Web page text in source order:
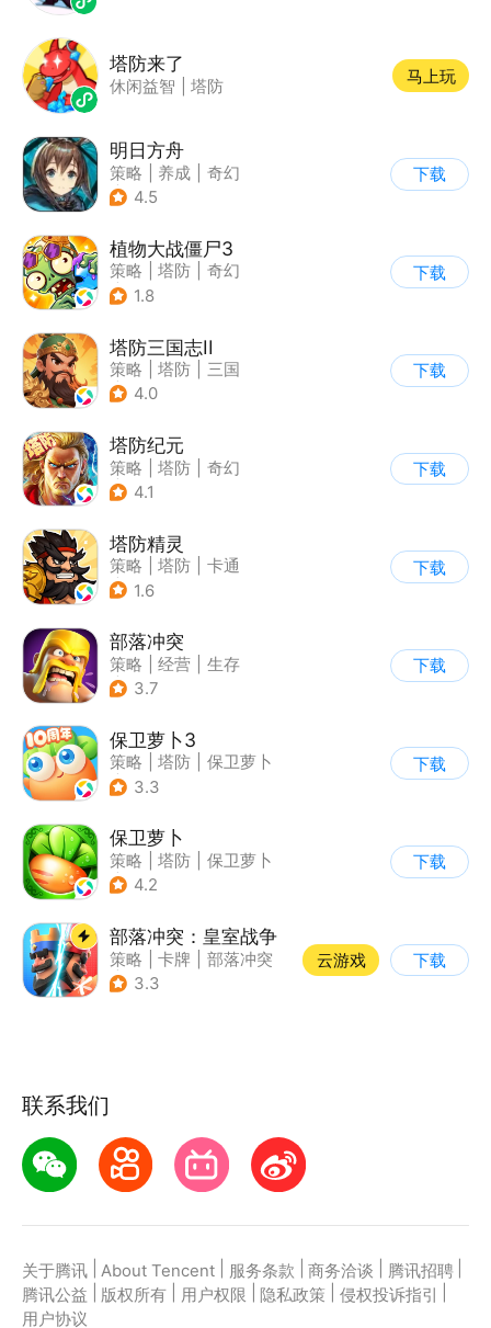
塔防来了
休闲益智 塔防
马上玩
明日方舟
策略 养成
奇幻
| 废土
4.5
下载
植物大战僵尸3
策略 塔防
奇幻
| 开放世界
1.8
下载
塔防三国志II
策略 塔防
三国
| 卡通
4.0
下载
塔防纪元
策略 塔防
奇幻
| 欧美风
4.1
下载
塔防精灵
策略 塔防
卡通
| 自走棋
1.6
下载
部落冲突
策略 经营
生存
| 部落冲突
3.7
下载
保卫萝卜3
策略 塔防
保卫萝卜
| 卡通
3.3
下载
保卫萝卜
策略 塔防
保卫萝卜
| 卡通
4.2
下载
部落冲突：皇室战争
策略 卡牌
部落冲突
| 卡通
3.3
云游戏 下载
联系我们
关于腾讯 About Tencent 服务条款 商务洽谈 腾讯招聘
腾讯公益
版权所有 用户权限 隐私政策 侵权投诉指引
用户协议